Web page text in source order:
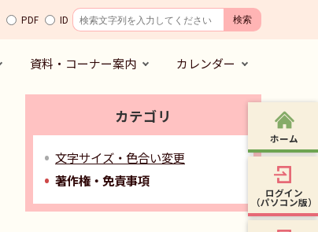
PDF ID
資料・コーナー案内 カレンダー
カテゴリ
文字サイズ・色合い変更
著作権・免責事項
ホーム
ログイン
（パソコン版）